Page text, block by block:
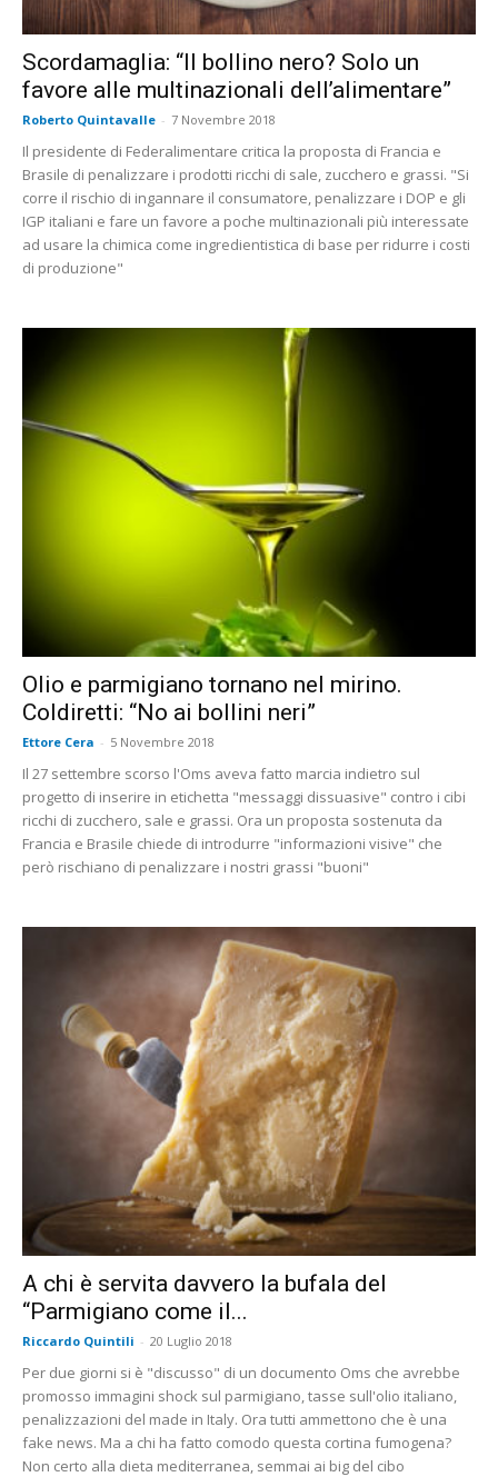
Scordamaglia: “Il bollino nero? Solo un
favore alle multinazionali dell’alimentare”
Roberto Quintavalle - 7 Novembre 2018
Il presidente di Federalimentare critica la proposta di Francia e
Brasile di penalizzare i prodotti ricchi di sale, zucchero e grassi. "Si
corre il rischio di ingannare il consumatore, penalizzare i DOP e gli
IGP italiani e fare un favore a poche multinazionali più interessate
ad usare la chimica come ingredientistica di base per ridurre i costi
di produzione"
Olio e parmigiano tornano nel mirino.
Coldiretti: “No ai bollini neri”
Ettore Cera - 5 Novembre 2018
Il 27 settembre scorso l'Oms aveva fatto marcia indietro sul
progetto di inserire in etichetta "messaggi dissuasive" contro i cibi
ricchi di zucchero, sale e grassi. Ora un proposta sostenuta da
Francia e Brasile chiede di introdurre "informazioni visive" che
però rischiano di penalizzare i nostri grassi "buoni"
A chi è servita davvero la bufala del
“Parmigiano come il...
Riccardo Quintili - 20 Luglio 2018
Per due giorni si è "discusso" di un documento Oms che avrebbe
promosso immagini shock sul parmigiano, tasse sull'olio italiano,
penalizzazioni del made in Italy. Ora tutti ammettono che è una
fake news. Ma a chi ha fatto comodo questa cortina fumogena?
Non certo alla dieta mediterranea, semmai ai big del cibo